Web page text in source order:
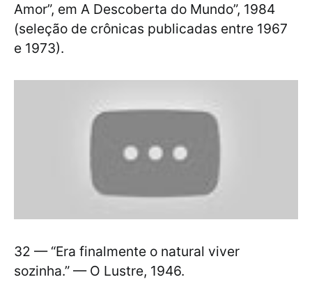
Amor”, em A Descoberta do Mundo”, 1984
(seleção de crônicas publicadas entre 1967
e 1973).
32 — “Era finalmente o natural viver
sozinha.” — O Lustre, 1946.